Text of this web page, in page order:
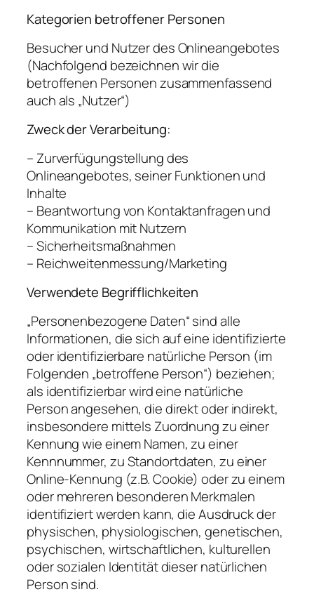
Kategorien betroffener Personen
Besucher und Nutzer des Onlineangebotes
(Nachfolgend bezeichnen wir die
betroffenen Personen zusammenfassend
auch als „Nutzer“)
Zweck der Verarbeitung:
– Zurverfügungstellung des
Onlineangebotes, seiner Funktionen und
Inhalte
– Beantwortung von Kontaktanfragen und
Kommunikation mit Nutzern
– Sicherheitsmaßnahmen
– Reichweitenmessung/Marketing
Verwendete Begrifflichkeiten
„Personenbezogene Daten“ sind alle
Informationen, die sich auf eine identifizierte
oder identifizierbare natürliche Person (im
Folgenden „betroffene Person“) beziehen;
als identifizierbar wird eine natürliche
Person angesehen, die direkt oder indirekt,
insbesondere mittels Zuordnung zu einer
Kennung wie einem Namen, zu einer
Kennnummer, zu Standortdaten, zu einer
Online-Kennung (z.B. Cookie) oder zu einem
oder mehreren besonderen Merkmalen
identifiziert werden kann, die Ausdruck der
physischen, physiologischen, genetischen,
psychischen, wirtschaftlichen, kulturellen
oder sozialen Identität dieser natürlichen
Person sind.